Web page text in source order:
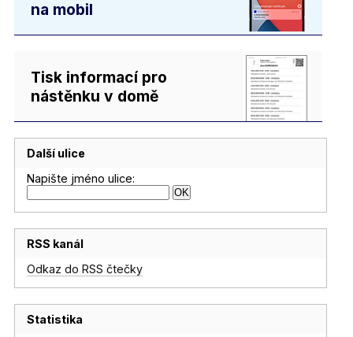
na mobil
Tisk informací pro
nástěnku v domě
Další ulice
Napište jméno ulice:
RSS kanál
Odkaz do RSS čtečky
Statistika